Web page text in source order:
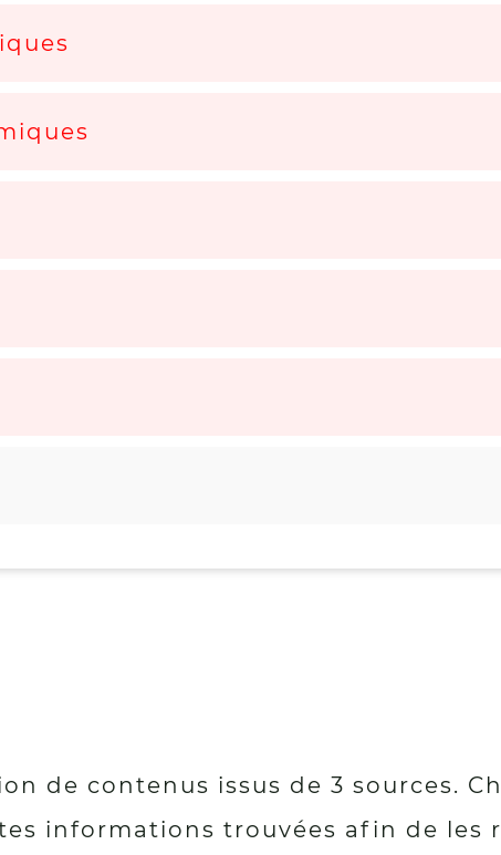
de contenus issus de 3 sources.
informations trouvées afin de les